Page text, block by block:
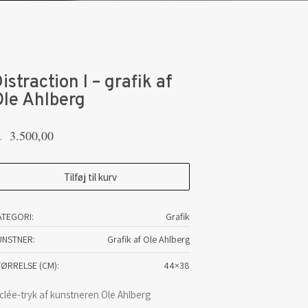
l – grafik af
Ahlberg
3.500,00
Tilføj til kurv
Grafik
Grafik af Ole Ahlberg
(CM) 44×38
tryk af kunstneren Ole Ahlberg